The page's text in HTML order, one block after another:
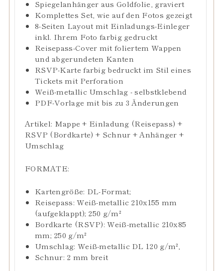
Spiegelanhänger aus Goldfolie , graviert
Komplettes Set, wie auf den Fotos gezeigt
8-Seiten Layout mit Einladungs-Einleger
inkl. Ihrem Foto farbig gedruckt
Reisepass-Cover mit foliertem Wappen
und abgerundeten Kanten
RSVP-Karte farbig bedruckt im Stil eines
Tickets mit Perforation
Weiß-metallic Umschlag - selbstklebend
PDF-Vorlage mit bis zu 3 Änderungen
Artikel: Mappe + Einladung (Reisepass) +
RSVP (Bordkarte) + Schnur + Anhänger +
Umschlag
FORMATE:
Kartengröße: DL-Format;
Reisepass: Weiß-metallic 210x155 mm
(aufgeklappt); 250 g/m²
Bordkarte (RSVP): Weiß-metallic 210x85
mm; 250 g/m²
Umschlag: Weiß-metallic DL 120 g/m²,
Schnur: 2 mm breit